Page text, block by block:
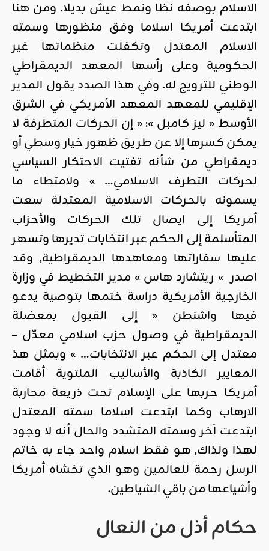
الاسلام بوصفه نظا ونمط عيش بديلا. ومن هنا
ابتدعت أمريكا اسلاما وفق منظورها وسمته
الاسلام المعتدل وتكفلت منظماتها غير
الحكومية وعلى رأسها المعهد الديمقراطي
الوطني للترويج له. وفي هذا الصدد يقول المدير
الإقليمي للمعهد المعهد الأمريكي في الشرق
الأوسط « ليز كامبل »: « إن الحركات المتطرفة لا
يمكن كسرها إلا عن طريق ظهور خيار وسطي أو
ديمقراطي من شأنه تفتيت الاحتكار السياسي
لحركات التطرف الاسلامي… » ولامتطاء ما
يسمونه بالحركات الاسلامية المعتدلة سعت
أمريكا إلى ايصال تلك الحركات والأحزاب
المتأسلمة إلى الحكم عبر انتخابات تديرها وتسهر
عليها سفاراتها ومعاهدها الديمقراطية, وقد
اصدر » ريتشارد هاس » مدير التخطيط في وزارة
الخارجية الأمريكية دراسة ختمها بتوصية يدعو
فيها واشنطن « إلى القبول بمعضلة
الديمقراطية في وصول حزب اسلامي معدّل –
معتدل إلى الحكم عبر الانتخابات… » وبمثل هذ
المعايير الكاذبة والأساليب الملتوية أقامت
أمريكا حربها على الإسلام تحت ذريعة محاربة
الارهاب وكما ابتدعت اسلاما سمته المعتدل
ابتدعت آخر وسمته المتشدد والحال أنه لا وجود
لهذا ولذاك, هو فقط اسلام واحد جاء به خاتم
الرسل رحمة للعالمين وهو الذي تخشاه أمريكا
وأشياعها من باقي الشياطين.
حكام أذل من النعال